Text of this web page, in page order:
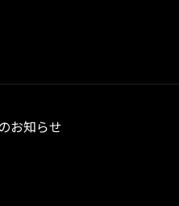
お知らせ